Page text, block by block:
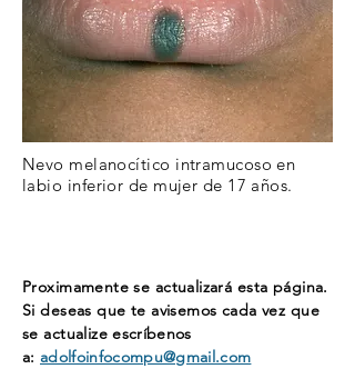
Nevo melanocítico intramucoso en
labio inferior de mujer de 17 años.
Proximamente se actualizará esta página.
Si deseas que te avisemos cada vez que
se actualizeescríbenos
a:adolfoinfocompu@gmail.com